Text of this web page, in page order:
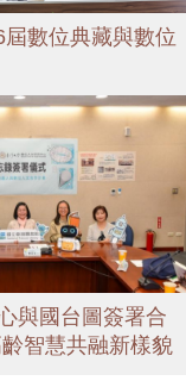
數位典藏與數位
與國台圖簽署合
智慧共融新樣貌